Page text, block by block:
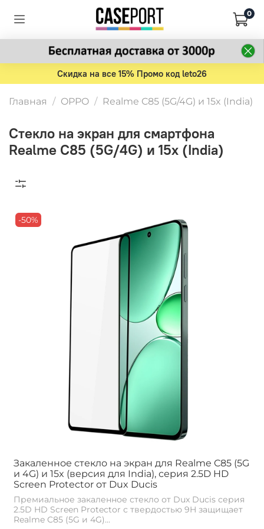
0
Скидка на все 15% Промо код leto26
Главная OPPO Realme C85 (5G/4G) и 15x (India)
Стекло на экран для смартфона
Realme C85 (5G/4G) и 15x (India)
-50%
Закаленное стекло на экран для Realme C85 (5G
и 4G) и 15x (версия для India), серия 2.5D HD
Screen Protector от Dux Ducis
Премиальное закаленное стекло от Dux Ducis серия
2.5D HD Screen Protector с твердостью 9H защищает
Realme C85 (5G и 4G)...